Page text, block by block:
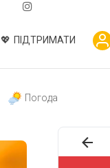
ПІДТРИМАТИ
Погода